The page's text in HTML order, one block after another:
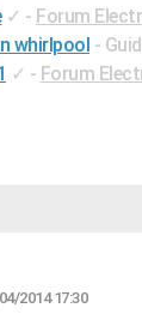
✓ - Forum
whirlpool -
✓ - Forum
2014 17:30